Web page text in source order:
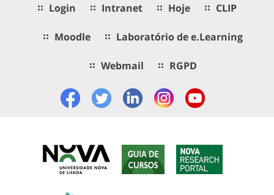
Login Intranet Hoje CLIP
Moodle Laboratório de e.Learning
Webmail RGPD